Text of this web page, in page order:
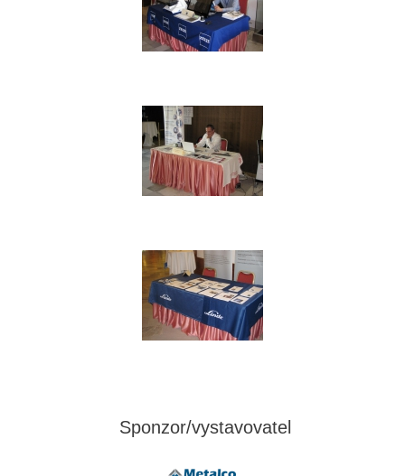
Sponzor/vystavovatel